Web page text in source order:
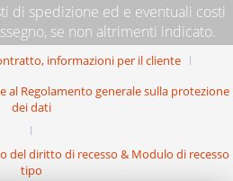
di spedizione ed e eventuali costi
se non altrimenti indicato.
informazioni per il cliente
al Regolamento generale sulla protezione
dei dati
del diritto di recesso & Modulo di recesso
tipo